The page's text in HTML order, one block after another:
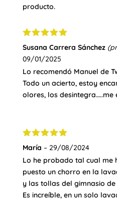
producto.
Valorado
con5de 5
Susana Carrera Sánchez
09/01/2025
Lo recomendó Manuel de
Todo un acierto, estoy
olores, los desintegra…..me
Valorado
con5 de 5
María – 29/08/2024
Lo he probado tal cual me
puesto un chorro en la
y las tollas del gimnasio
Es increíble, en un solo